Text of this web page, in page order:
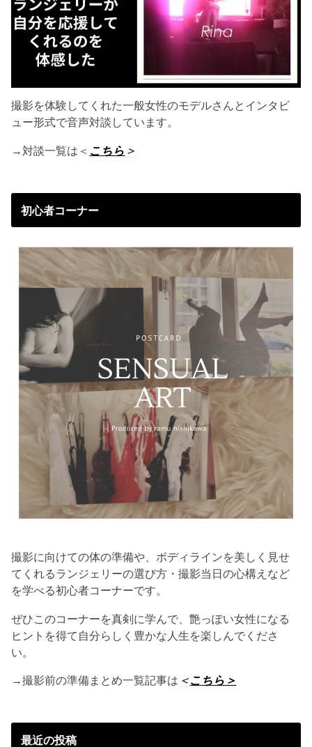
撮影を体験してくれた一般女性のモデルさんとインタビ
ュー形式で音声対談しています。
→対談一覧は＜ こちら ＞
初心者コーナー
撮影に向けての体の準備や、ボディラインを美しく見せ
てくれるランジェリーの選び方・撮影当日の心構えなど
を学べる初心者コーナーです。
ぜひこのコーナーを真剣に学んで、艶っぽい女性になる
ヒントを得て自分らしく豊かな人生を楽しんでくださ
い。
→撮影前の準備まとめ一覧記事は ＜こちら＞
最近の投稿